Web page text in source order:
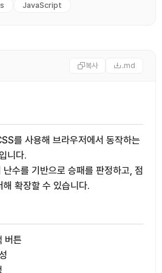
JavaScript
복사 .md
를 사용해 브라우저에서 동작하는
니다.
수를 기반으로 승패를 판정하고, 점
확장할 수 있습니다.
버튼